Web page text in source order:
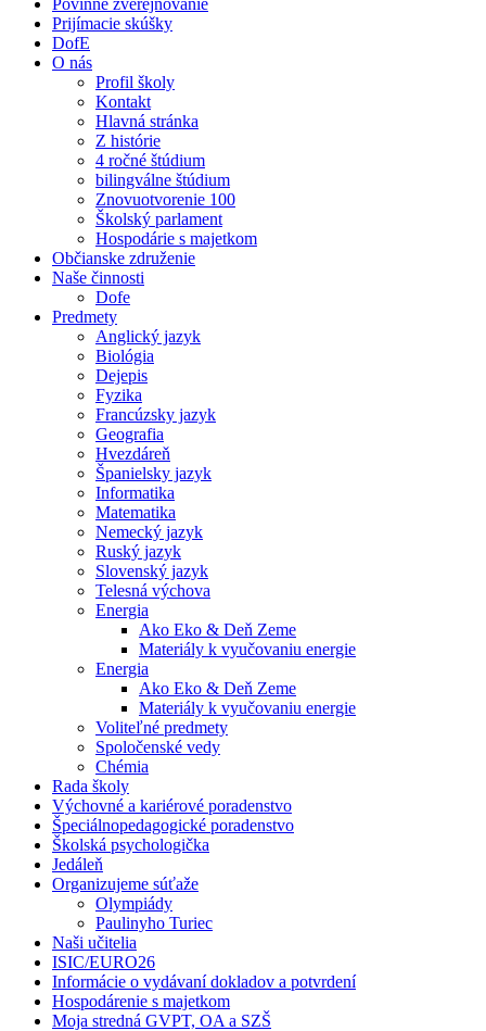
Prijímacie skúšky
DofE
O nás
Profil školy
Kontakt
Hlavná stránka
Z histórie
4 ročné štúdium
bilingválne štúdium
Znovuotvorenie 100
Školský parlament
Hospodárie s majetkom
Občianske združenie
Naše činnosti
Dofe
Predmety
Anglický jazyk
Biológia
Dejepis
Fyzika
Francúzsky jazyk
Geografia
Hvezdáreň
Španielsky jazyk
Informatika
Matematika
Nemecký jazyk
Ruský jazyk
Slovenský jazyk
Telesná výchova
Energia
Ako Eko & Deň Zeme
Materiály k vyučovaniu energie
Energia
Ako Eko & Deň Zeme
Materiály k vyučovaniu energie
Voliteľné predmety
Spoločenské vedy
Chémia
Rada školy
Výchovné a kariérové poradenstvo
Špeciálnopedagogické poradenstvo
Školská psychologička
Jedáleň
Organizujeme súťaže
Olympiády
Paulinyho Turiec
Naši učitelia
ISIC/EURO26
Informácie o vydávaní dokladov a potvrdení
Hospodárenie s majetkom
Moja stredná GVPT, OA a SZŠ